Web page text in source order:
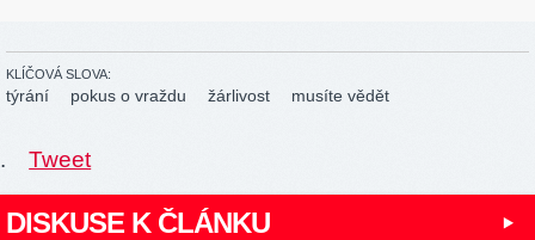
KLÍČOVÁ SLOVA:
týrání pokus o vraždu žárlivost musíte vědět
. Tweet
DISKUSE K ČLÁNKU